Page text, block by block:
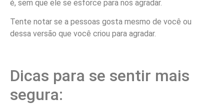
é, sem que ele se esforce para nos agradar.
Tente notar se a pessoas gosta mesmo de você ou
dessa versão que você criou para agradar.
Dicas para se sentir mais
segura: